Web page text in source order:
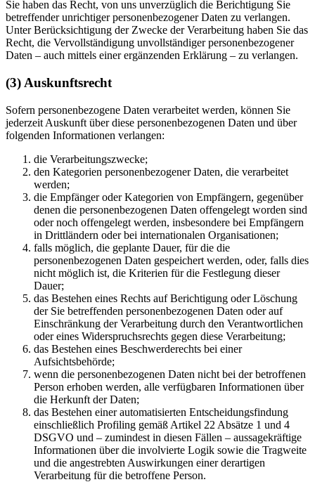
Sie haben das Recht, von uns unverzüglich die Berichtigung Sie
betreffender unrichtiger personenbezogener Daten zu verlangen.
Unter Berücksichtigung der Zwecke der Verarbeitung haben Sie das
Recht, die Vervollständigung unvollständiger personenbezogener
Daten – auch mittels einer ergänzenden Erklärung – zu verlangen.
(3) Auskunftsrecht
Sofern personenbezogene Daten verarbeitet werden, können Sie
jederzeit Auskunft über diese personenbezogenen Daten und über
folgenden Informationen verlangen:
die Verarbeitungszwecke;
den Kategorien personenbezogener Daten, die verarbeitet
werden;
die Empfänger oder Kategorien von Empfängern, gegenüber
denen die personenbezogenen Daten offengelegt worden sind
oder noch offengelegt werden, insbesondere bei Empfängern
in Drittländern oder bei internationalen Organisationen;
falls möglich, die geplante Dauer, für die die
personenbezogenen Daten gespeichert werden, oder, falls dies
nicht möglich ist, die Kriterien für die Festlegung dieser
Dauer;
das Bestehen eines Rechts auf Berichtigung oder Löschung
der Sie betreffenden personenbezogenen Daten oder auf
Einschränkung der Verarbeitung durch den Verantwortlichen
oder eines Widerspruchsrechts gegen diese Verarbeitung;
das Bestehen eines Beschwerderechts bei einer
Aufsichtsbehörde;
wenn die personenbezogenen Daten nicht bei der betroffenen
Person erhoben werden, alle verfügbaren Informationen über
die Herkunft der Daten;
das Bestehen einer automatisierten Entscheidungsfindung
einschließlich Profiling gemäß Artikel 22 Absätze 1 und 4
DSGVO und – zumindest in diesen Fällen – aussagekräftige
Informationen über die involvierte Logik sowie die Tragweite
und die angestrebten Auswirkungen einer derartigen
Verarbeitung für die betroffene Person.